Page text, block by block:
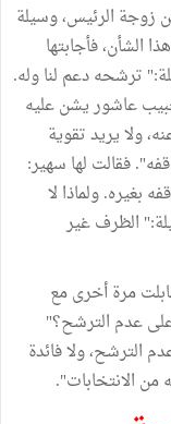
زوجة الرئيس، وسيلة
الشأن، فأجابتها
ترشحه دعم لنا وله.
عاشور يشن عليه
ولا يريد تقوية
فقالت لها سهير:
بغيره. ولماذا لا
الظرف غير
مرة أخرى مع
عدم الترشح؟"
الترشح، ولا فائدة
الانتخابات".